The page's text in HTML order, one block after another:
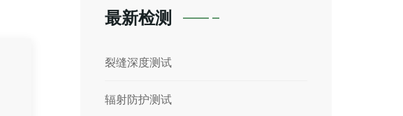
最新检测
裂缝深度测试
辐射防护测试